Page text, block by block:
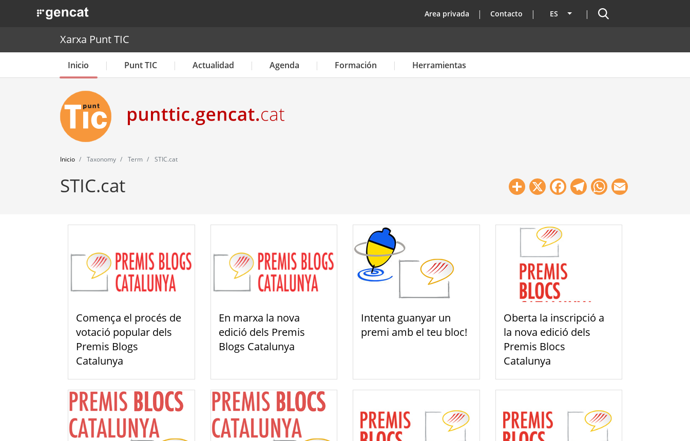
. Obre en una nova finestra. top
Area privada Contacto ES Lista adicional de acciones
Buscador
Xarxa Punt TIC
Inicio Punt TIC Actualidad Agenda Formación Herramientas
Inicio Taxonomy Term STIC.cat
STIC.cat Share
X Facebook
Telegram
WhatsApp
Comença el procés de
votació popular dels
Premis Blogs
Catalunya
En marxa la nova
edició dels Premis
Blogs Catalunya
Intenta guanyar un
premi amb el teu bloc!
Oberta la inscripció a
la nova edició dels
Premis Blocs
Catalunya